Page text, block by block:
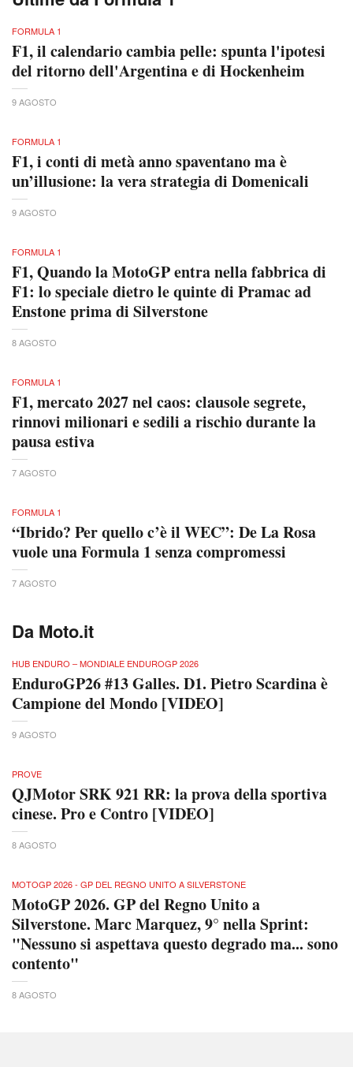
FORMULA 1
F1, il calendario cambia pelle: spunta l'ipotesi
del ritorno dell'Argentina e di Hockenheim
9 AGOSTO
FORMULA 1
F1, i conti di metà anno spaventano ma è
un’illusione: la vera strategia di Domenicali
9 AGOSTO
FORMULA 1
F1, Quando la MotoGP entra nella fabbrica di
F1: lo speciale dietro le quinte di Pramac ad
Enstone prima di Silverstone
8 AGOSTO
FORMULA 1
F1, mercato 2027 nel caos: clausole segrete,
rinnovi milionari e sedili a rischio durante la
pausa estiva
7 AGOSTO
FORMULA 1
“Ibrido? Per quello c’è il WEC”: De La Rosa
vuole una Formula 1 senza compromessi
7 AGOSTO
Da Moto.it
HUB ENDURO – MONDIALE ENDUROGP 2026
EnduroGP26 #13 Galles. D1. Pietro Scardina è
Campione del Mondo [VIDEO]
9 AGOSTO
PROVE
QJMotor SRK 921 RR: la prova della sportiva
cinese. Pro e Contro [VIDEO]
8 AGOSTO
MOTOGP 2026 - GP DEL REGNO UNITO A SILVERSTONE
MotoGP 2026. GP del Regno Unito a
Silverstone. Marc Marquez, 9° nella Sprint:
"Nessuno si aspettava questo degrado ma... sono
contento"
8 AGOSTO